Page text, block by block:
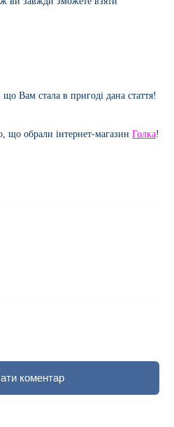
що Вам стала в пригоді дана стаття!
що обрали інтернет-магазин Голка!
коментар